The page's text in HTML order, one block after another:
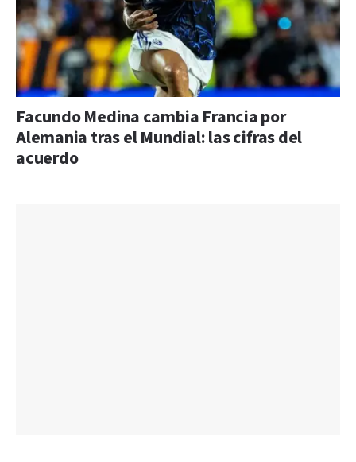
Facundo Medina cambia Francia por
Alemania tras el Mundial: las cifras del
acuerdo